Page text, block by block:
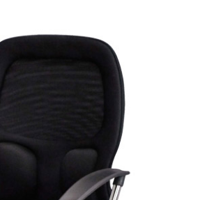
運 費
區恕無法提供運送 (詳見運送規章)。
型限制(山區、鄉、鎮、村)、樓梯太小、無
務，若需以吊車或其他的吊掛方式吊運，
速到貨商品，無法指定特定時間送達，司
省您的寶貴時間。